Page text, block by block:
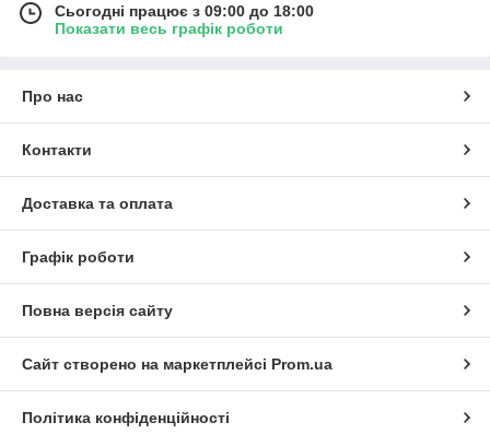
Сьогодні працює з 09:00 до 18:00
Показати весь графік роботи
Про нас
Контакти
Доставка та оплата
Графік роботи
Повна версія сайту
Сайт створено на маркетплейсі Prom.ua
Політика конфіденційності